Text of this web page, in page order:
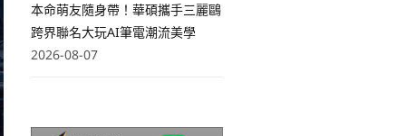
本命萌友隨身帶！華碩攜手三麗鷗
跨界聯名大玩AI筆電潮流美學
2026-08-07